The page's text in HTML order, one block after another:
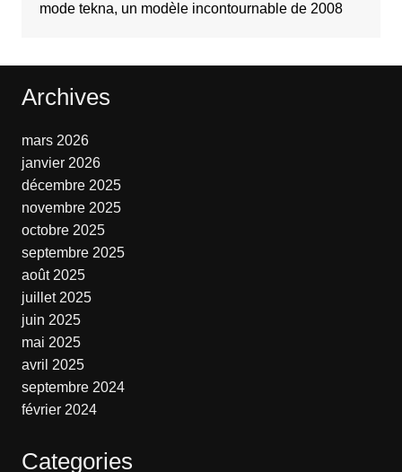
mode tekna, un modèle incontournable de 2008
Archives
mars 2026
janvier 2026
décembre 2025
novembre 2025
octobre 2025
septembre 2025
août 2025
juillet 2025
juin 2025
mai 2025
avril 2025
septembre 2024
février 2024
Categories